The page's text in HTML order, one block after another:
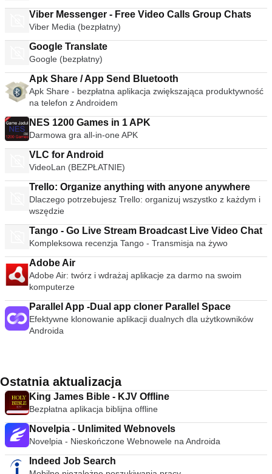
Viber Messenger - Free Video Calls Group Chats
Viber Media (bezpłatny)
Google Translate
Google (bezpłatny)
Apk Share / App Send Bluetooth
Apk Share - bezpłatna aplikacja zwiększająca produktywność
na telefon z Androidem
NES 1200 Games in 1 APK
Darmowa gra all-in-one APK
VLC for Android
VideoLan (BEZPŁATNIE)
Trello: Organize anything with anyone anywhere
Dlaczego potrzebujesz Trello: organizuj wszystko z każdym i
wszędzie
Tango - Go Live Stream Broadcast Live Video Chat
Kompleksowa recenzja Tango - Transmisja na żywo
Adobe Air
Adobe Air: twórz i wdrażaj aplikacje za darmo na swoim
komputerze
Parallel App -Dual app cloner Parallel Space
Efektywne klonowanie aplikacji dualnych dla użytkowników
Androida
Ostatnia aktualizacja
King James Bible - KJV Offline
Bezpłatna aplikacja biblijna offline
Novelpia - Unlimited Webnovels
Novelpia - Nieskończone Webnowele na Androida
Indeed Job Search